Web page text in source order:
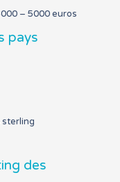
– 5000 euros
pays
sterling
des